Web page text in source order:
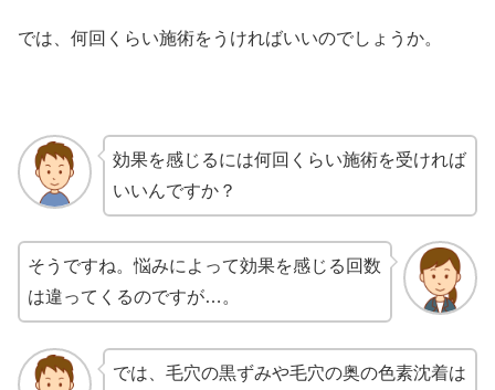
では、何回くらい施術をうければいいのでしょうか。
効果を感じるには何回くらい施術を受ければ
いいんですか？
そうですね。悩みによって効果を感じる回数
は違ってくるのですが…。
では、毛穴の黒ずみや毛穴の奥の色素沈着は